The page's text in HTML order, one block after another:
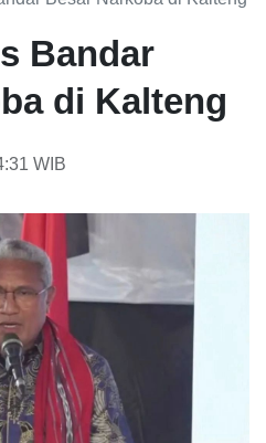
Bandar
di Kalteng
WIB